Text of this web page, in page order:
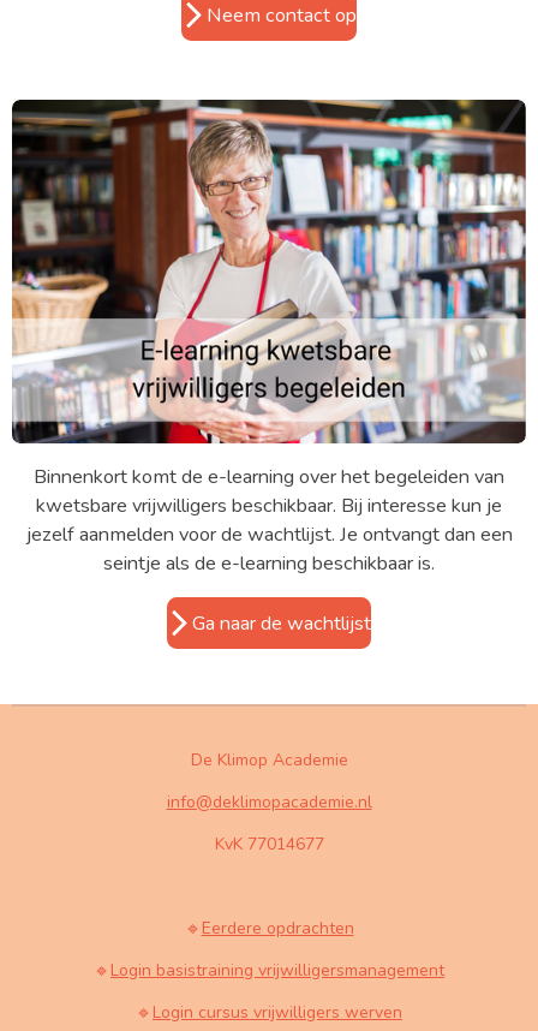
Neem contact op
Binnenkort komt de e-learning over het begeleiden van
kwetsbare vrijwilligers beschikbaar. Bij interesse kun je
jezelf aanmelden voor de wachtlijst. Je ontvangt dan een
seintje als de e-learning beschikbaar is.
Ga naar de wachtlijst
De Klimop Academie
info@deklimopacademie.nl
KvK 77014677
🔹 Eerdere opdrachten
🔹 Login basistraining vrijwilligersmanagement
🔹 Login cursus vrijwilligers werven